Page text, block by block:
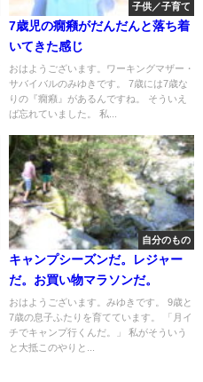
子供／子育て
7歳児の癇癪がだんだんと落ち着
いてきた感じ
おはようございます。ワーキングマザー・
サバイバルのみゆきです。 7歳には7歳な
りの『癇癪』があるんですね。 そういえ
ば忘れていました。 私...
自分のもの
キャンプシーズンだ。レジャー
だ。お買い物マラソンだ。
おはようございます。みゆきです。 9歳と
7歳の息子ふたりを育てています。 「月イ
チでキャンプ行くんだ。」 私がそういう
と大抵このやりと...